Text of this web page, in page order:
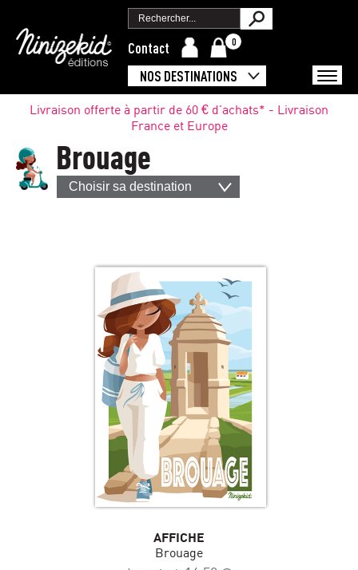
Contact 0
NOS DESTINATIONS
Livraison offerte à partir de 60 € d'achats* - Livraison
France et Europe
Brouage
Choisir sa destination
AFFICHE
Brouage